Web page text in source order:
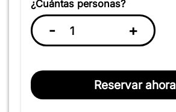
¿Cuántas personas?
- +
Reservar ahora